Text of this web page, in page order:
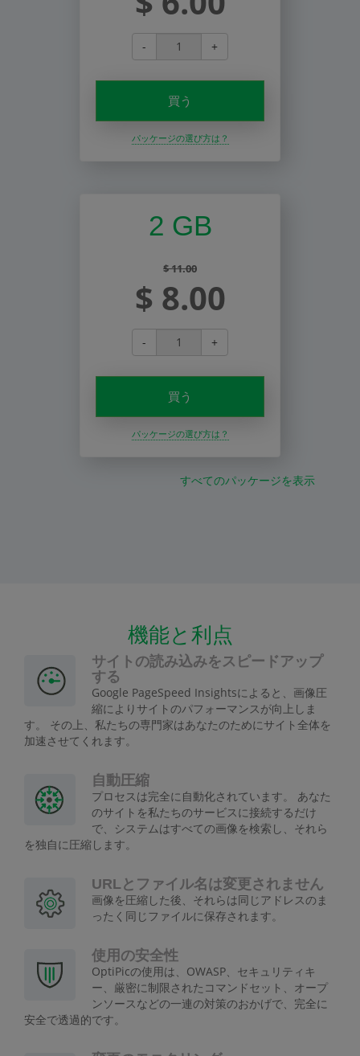
- +
買う
パッケージの選び方は？
2 GB
$ 11.00
$ 8.00
- +
買う
パッケージの選び方は？
すべてのパッケージを表示
機能と利点
サイトの読み込みをスピードアップ
する
Google PageSpeed Insightsによると、画像圧
縮によりサイトのパフォーマンスが向上しま
す。 その上、私たちの専門家はあなたのためにサイト全体を
加速させてくれます。
自動圧縮
プロセスは完全に自動化されています。 あなた
のサイトを私たちのサービスに接続するだけ
で、システムはすべての画像を検索し、それら
を独自に圧縮します。
URLとファイル名は変更されません
画像を圧縮した後、それらは同じアドレスのま
ったく同じファイルに保存されます。
使用の安全性
OptiPicの使用は、OWASP、セキュリティキ
ー、厳密に制限されたコマンドセット、オープ
ンソースなどの一連の対策のおかげで、完全に
安全で透過的です。